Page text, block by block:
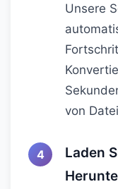
Unsere
von
Laden